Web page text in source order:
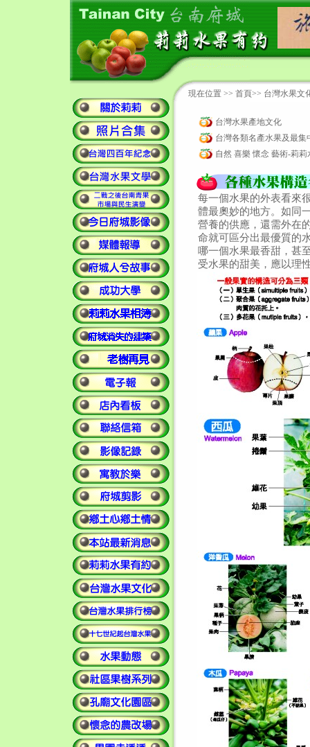
台灣水果產地文化
台灣各類名產水果及最集
自然 喜樂 懷念 藝術-莉莉
每一個水果的外表看來
體最奧妙的地方。如同
營養的供應，還需外在
命就可區分出最優質的
哪一個水果最香甜，甚
受水果的甜美，應以理
現在位置 >> 首頁>> 台灣水果文